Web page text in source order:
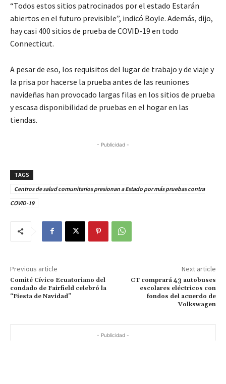
“Todos estos sitios patrocinados por el estado Estarán
abiertos en el futuro previsible”, indicó Boyle. Además, dijo,
hay casi 400 sitios de prueba de COVID-19 en todo
Connecticut.
A pesar de eso, los requisitos del lugar de trabajo y de viaje y
la prisa por hacerse la prueba antes de las reuniones
navideñas han provocado largas filas en los sitios de prueba
y escasa disponibilidad de pruebas en el hogar en las
tiendas.
- Publicidad -
TAGS
Centros de salud comunitarios presionan a Estado por más pruebas contra
COVID-19
Previous article
Comité Cívico Ecuatoriano del
condado de Fairfield celebró la
“Fiesta de Navidad”
Next article
CT comprará 43 autobuses
escolares eléctricos con
fondos del acuerdo de
Volkswagen
- Publicidad -